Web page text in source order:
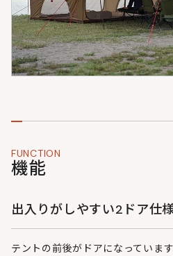
FUNCTION
機能
出入りがしやすい2ドア仕
テントの前後がドアになっていま